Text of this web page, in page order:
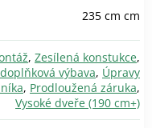
235 cm cm
, Zesílená konstukce,
výbava, Úpravy
, Prodloužená záruka,
Vysoké dveře (190 cm+)